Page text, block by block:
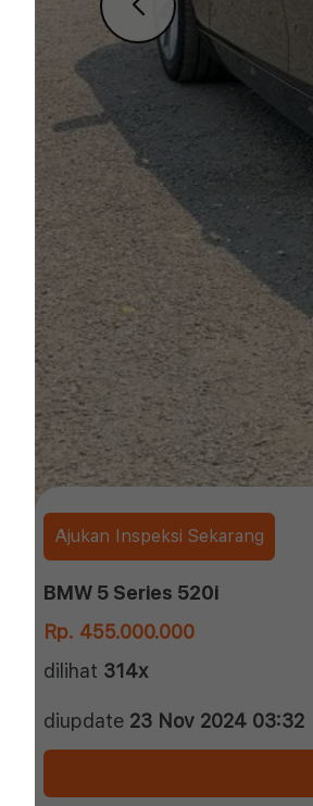
Ajukan Inspeksi Sekarang
BMW 5 Series 520i
Rp. 455.000.000
dilihat 314x
diupdate 23 Nov 2024 03:32